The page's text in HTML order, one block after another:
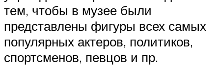
тем, чтобы в музее были
представлены фигуры всех самых
популярных актеров, политиков,
спортсменов, певцов и пр.